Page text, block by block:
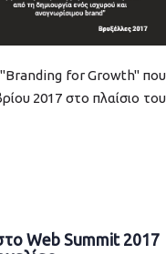
for Growth" που
2017 στο πλαίσιο του
Web Summit 2017